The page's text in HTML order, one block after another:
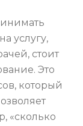
услугу,
стоит
Это
который
«сколько